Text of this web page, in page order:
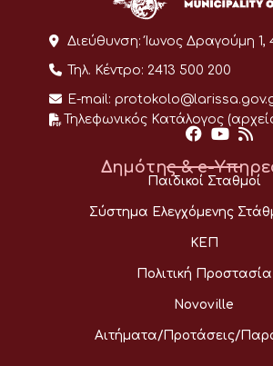
Διεύθυνση: Ίωνος Δραγούμη 1,
Τηλ. Κέντρο: 2413 500 200
E-mail:
Τηλεφωνικός Κατάλογος
Δημότης & e-
Παιδικοί Σταθμοί
Σύστημα Ελεγχόμενης
ΚΕΠ
Πολιτική Προστασία
Novoville
Αιτήματα/Προτάσεις/